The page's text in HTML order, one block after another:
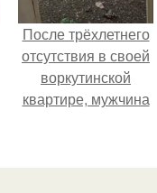
После трёхлетнего
отсутствия в своей
воркутинской
квартире, мужчина
жилище стало